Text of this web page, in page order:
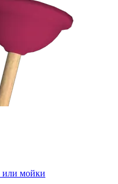
или мойки